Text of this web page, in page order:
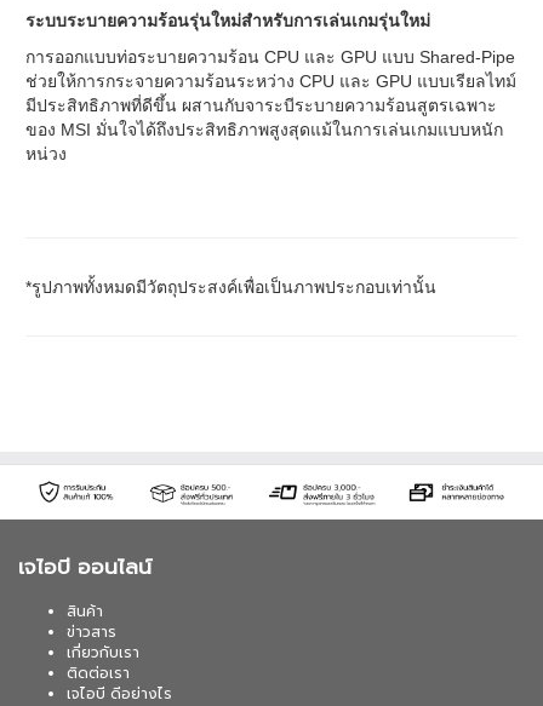
ระบบระบายความร้อนรุ่นใหม่สำหรับการเล่นเกมรุ่นใหม่
การออกแบบท่อระบายความร้อน CPU และ GPU แบบ Shared-Pipe
ช่วยให้การกระจายความร้อนระหว่าง CPU และ GPU แบบเรียลไทม์
มีประสิทธิภาพที่ดีขึ้น ผสานกับจาระบีระบายความร้อนสูตรเฉพาะ
ของ MSI มั่นใจได้ถึงประสิทธิภาพสูงสุดแม้ในการเล่นเกมแบบหนัก
หน่วง
*รูปภาพทั้งหมดมีวัตถุประสงค์เพื่อเป็นภาพประกอบเท่านั้น
เจไอบี ออนไลน์
สินค้า
ข่าวสาร
เกี่ยวกับเรา
ติดต่อเรา
เจไอบี ดีอย่างไร